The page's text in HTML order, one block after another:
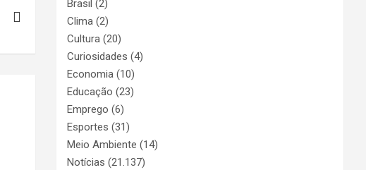
Brasil (2)
Clima (2)
Cultura (20)
Curiosidades (4)
Economia (10)
Educação (23)
Emprego (6)
Esportes (31)
Meio Ambiente (14)
Notícias (21.137)